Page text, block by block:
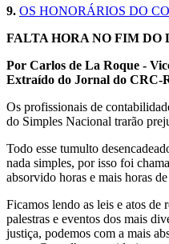
9. OS HONORÁRIOS DO
FALTA HORA NO FIM DO
Por Carlos de La Roque -
Extraído do Jornal do CRC-
Os profissionais de
do Simples Nacional trarão
Todo esse tumulto
nada simples, por isso foi
absorvido horas e mais horas
Ficamos lendo as leis e atos de
palestras e eventos dos mais
justiça, podemos com a mais